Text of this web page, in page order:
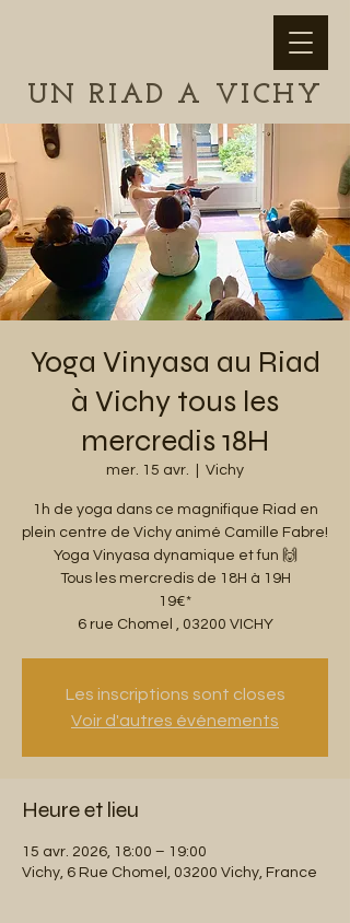
UN RIAD A VICHY
Yoga Vinyasa au Riad
à Vichy tous les
mercredis 18H
mer. 15 avr. Vichy
1h de yoga dans ce magnifique Riad en
plein centre de Vichy animé Camille Fabre!
Yoga Vinyasa dynamique et fun 🙌
Tous les mercredis de 18H à 19H
19€*
6 rue Chomel , 03200 VICHY
Les inscriptions sont closes
Voir d'autres événements
Heure et lieu
15 avr. 2026, 18:00 – 19:00
Vichy, 6 Rue Chomel, 03200 Vichy, France